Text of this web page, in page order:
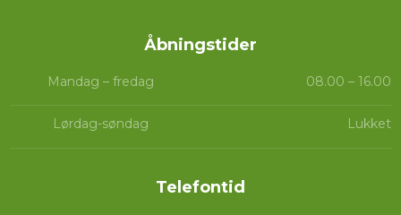
Åbningstider​
Mandag – fredag 08.00 – 16.00​
Lørdag-søndag Lukket
Telefontid​​